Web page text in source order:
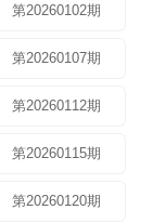
第20260102期
第20260107期
第20260112期
第20260115期
第20260120期